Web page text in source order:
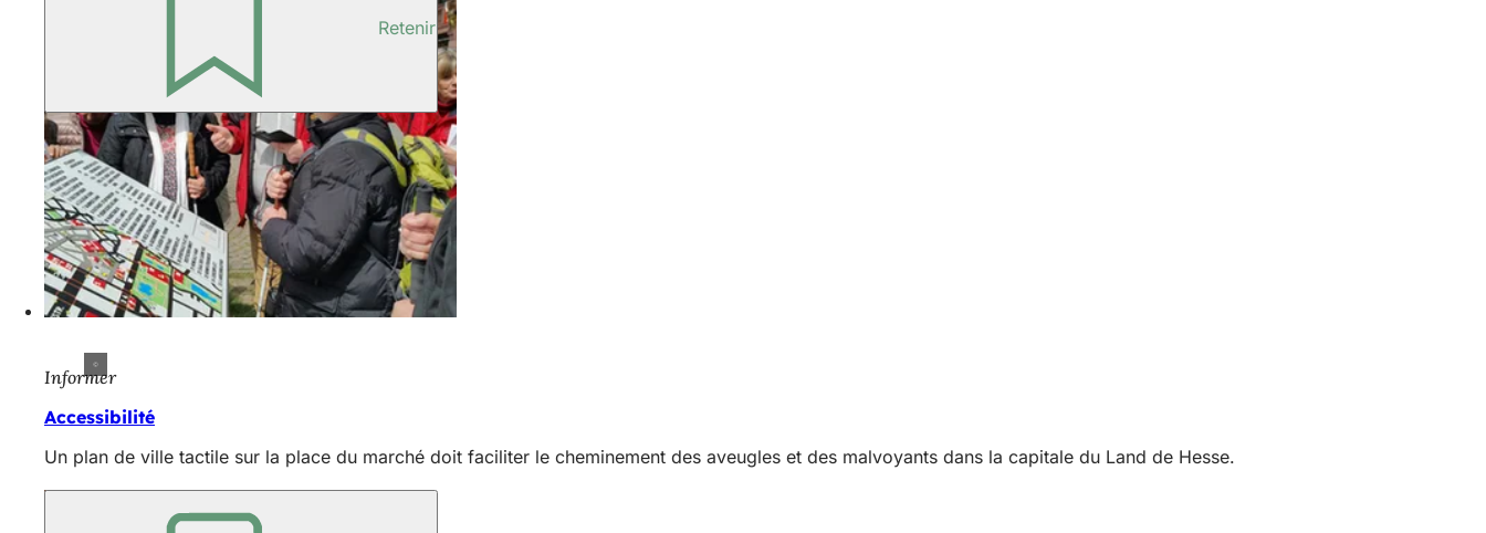
Retenir
Informer
Accessibilité
Un plan de ville tactile sur la place du marché doit faciliter le cheminement des aveugles et des malvoyants dans la capitale du Land de Hesse.